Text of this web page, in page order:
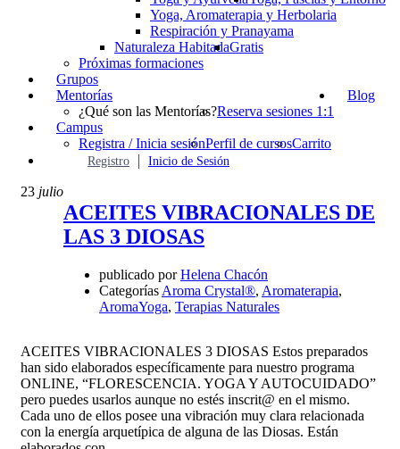
Yoga, Aromaterapia y Herbolaria
Respiración y Pranayama
Naturaleza HabitadaGratis
Próximas formaciones
Grupos
Mentorías
¿Qué son las Mentorías?Reserva sesiones 1:1
Blog
Campus
Registra / Inicia sesiónPerfil de cursosCarrito
Registro Inicio de Sesión
23 julio
ACEITES VIBRACIONALES DE
LAS 3 DIOSAS
publicado por Helena Chacón
Categorías Aroma Crystal®, Aromaterapia,
AromaYoga, Terapias Naturales
ACEITES VIBRACIONALES 3 DIOSAS Estos preparados
han sido elaborados específicamente para nuestro programa
ONLINE, “FLORESCENCIA. YOGA Y AUTOCUIDADO”
pero puedes usarlos aunque no estés inscrit@ en el mismo.
Cada uno de ellos posee una vibración muy clara relacionada
con la energía arquetípica de alguna de las Diosas. Están